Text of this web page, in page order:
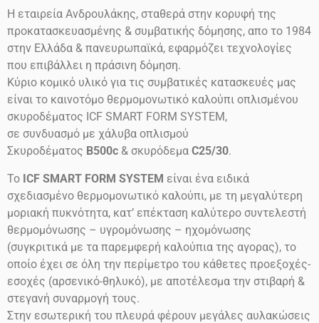
Η εταιρεία Ανδρουλάκης, σταθερά στην κορυφή της
προκατασκευασμένης & συμβατικής δόμησης, απο το 1984
στην Ελλάδα & πανευρωπαϊκά, εφαρμόζει τεχνολογίες
που επιβάλλει η πράσινη δόμηση.
Κύριο κομικό υλικό για τις συμβατικές κατασκευές μας
είναι το καινοτόμο θερμομονωτικό καλούπι οπλισμένου
σκυροδέματος ICF SMART FORM SYSTEM,
σε συνδυασμό με χάλυβα οπλισμού
Σκυροδέματος B500c & σκυρόδεμα C25/30.
Το ICF SMART FORM SYSTEM είναι ένα ειδικά
σχεδιασμένο θερμομονωτικό καλούπι, με τη μεγαλύτερη
μοριακή πυκνότητα, κατ’ επέκταση καλύτερο συντελεστή
θερμομόνωσης – υγρομόνωσης – ηχομόνωσης
(συγκριτικά με τα παρεμφερή καλούπια της αγορας), το
οποίο έχει σε όλη την περίμετρο του κάθετες προεξοχές-
εσοχές (αρσενικό-θηλυκό), με αποτέλεσμα την στιβαρή &
στεγανή συναρμογή τους.
Στην εσωτερική του πλευρά φέρουν μεγάλες αυλακώσεις